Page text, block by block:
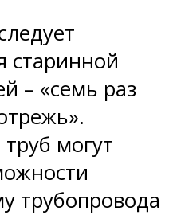
старинной
– «семь раз
могут
трубопровода